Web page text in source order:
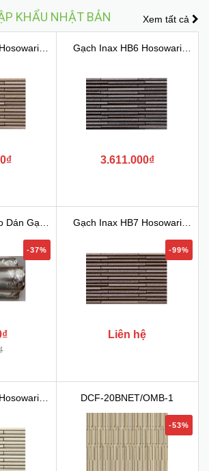
KHẨU NHẬT BẢN Xem tất cả
Gạch Inax HB6 Hosowari
3.611.000₫
Dán Gạch
-37%
Gạch Inax HB7 Hosowari
-99%
Liên hệ
DCF-20BNET/OMB-1
-53%